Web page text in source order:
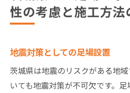
性の考慮と施工方法
地震対策としての足場設置
茨城県は地震のリスクがある地
いても地震対策が不可欠です。足